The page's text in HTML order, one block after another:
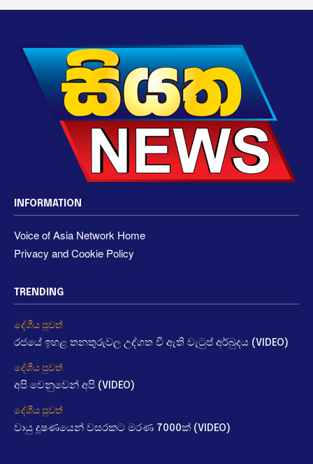
INFORMATION
Voice of Asia Network Home
Privacy and Cookie Policy
TRENDING
දේශීය පුවත්
රජයේ ඉහළ තනතුරුවල උද්ගත වී ඇති වැටුප් අර්බුදය (VIDEO)
දේශීය පුවත්
අපි වෙනුවෙන් අපි (VIDEO)
දේශීය පුවත්
වායු දූෂණයෙන් වසරකට මරණ 7000ක් (VIDEO)